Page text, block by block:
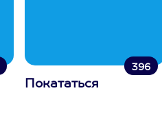
396
Покататься